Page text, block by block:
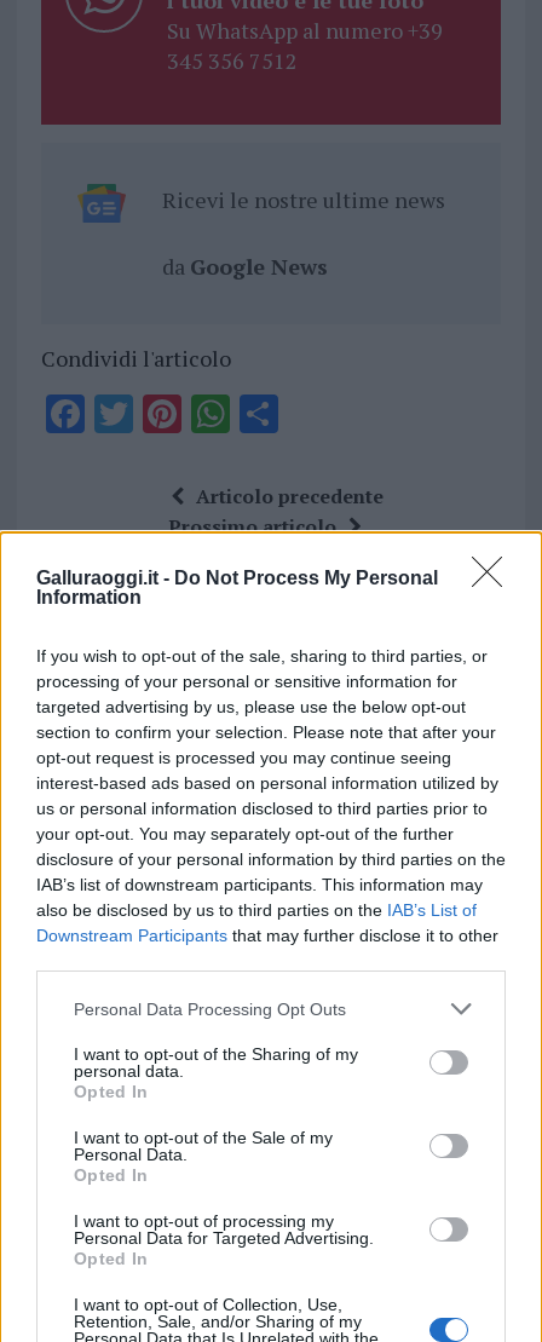
Galluraoggi.it - Do Not Process My Personal
Information
If you wish to opt-out of the sale, sharing to third parties, or
processing of your personal or sensitive information for
targeted advertising by us, please use the below opt-out
section to confirm your selection. Please note that after your
opt-out request is processed you may continue seeing
interest-based ads based on personal information utilized by
us or personal information disclosed to third parties prior to
your opt-out. You may separately opt-out of the further
disclosure of your personal information by third parties on the
IAB’s list of downstream participants. This information may
also be disclosed by us to third parties on the IAB’s List of
Downstream Participants that may further disclose it to other
Please note that this website/app uses one or more Google
not limited to your visit or usage behaviour. You may click to
grant or deny consent to Google and its third-party tags to
use your data for below specified purposes in below Google
consent section.
Personal Data Processing Opt Outs
I want to opt-out of the Sharing of my
personal data.
Opted In
I want to opt-out of the Sale of my
Personal Data.
Opted In
I want to opt-out of processing my
Personal Data for Targeted Advertising.
Opted In
I want to opt-out of Collection, Use,
Retention, Sale, and/or Sharing of my
Su WhatsApp al numero +39
345 356 7512
Ricevi le nostre ultime news
da Google News
Condividi l'articolo
F
b
o
o
k
T
te
r
Pi
te
re
st
W
at
s
A
p
S
a
re
Articolo precedente
Prossimo articolo
Le previsioni meteo per il weekend a Olbia e in
Gallura
Michelle Hunziker in Gallura, bella anche dal
vivo: un amico vip svela come fa
Calangianus, dopo le polemiche il centro
accoglienza minori chiude
Olbia, divieto di sosta contro spaccio e degrado:
soluzione ideale per la casa e l’ufficio
Monte Pino, la fine di un lungo dolore: storia e
rinascita della strada che segnò la Gallura
Raid nelle campagne di Berchidda, rischio per